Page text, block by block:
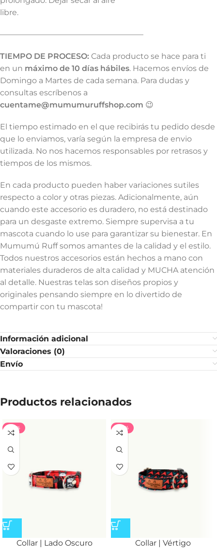
libre.
——————————————————–
TIEMPO DE PROCESO: Cada producto se hace para ti
en un máximo de 10 días hábiles. Hacemos envíos de
Domingo a Martes de cada semana. Para dudas y
consultas escríbenos a
cuentame@mumumuruffshop.com 😉
El tiempo estimado en el que recibirás tu pedido desde
que lo enviamos, varía según la empresa de envio
utilizada. No nos hacemos responsables por retrasos y
tiempos de los mismos.
En cada producto pueden haber variaciones sutiles
respecto a color y otras piezas. Adicionalmente, aún
cuando este accesorio es duradero, no está destinado
para un desgaste extremo. Siempre supervisa a tu
mascota cuando lo use para garantizar su bienestar. En
Mumumú Ruff somos amantes de la calidad y el estilo.
Todos nuestros accesorios están hechos a mano con
materiales duraderos de alta calidad y MUCHA atención
al detalle. Nuestras telas son diseños propios y
originales pensando siempre en lo divertido de
compartir con tu mascota!
Información adicional
Valoraciones (0)
Envío
Productos relacionados
-40%
Collar | Lado Oscuro
-40%
Collar | Vértigo